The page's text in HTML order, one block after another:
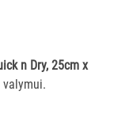
n Dry, 25cm x